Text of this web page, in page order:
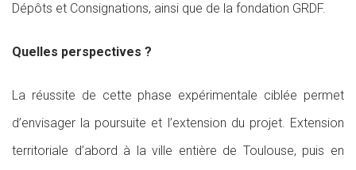
Dépôts et Consignations, ainsi que de la fondation GRDF.
Quelles perspectives ?
La réussite de cette phase expérimentale ciblée permet
d’envisager la poursuite et l’extension du projet. Extension
territoriale d’abord à la ville entière de Toulouse, puis en